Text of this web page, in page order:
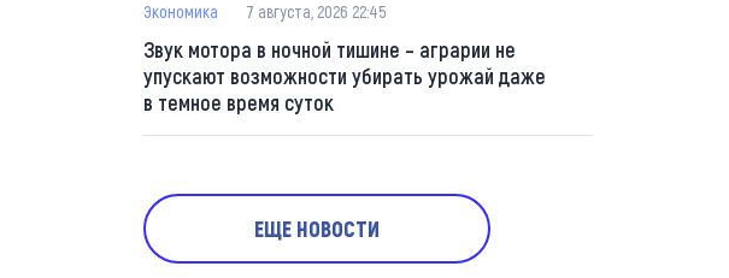
Экономика 7 августа, 2026 22:45
Звук мотора в ночной тишине – аграрии не
упускают возможности убирать урожай даже
в темное время суток
ЕЩЕ НОВОСТИ